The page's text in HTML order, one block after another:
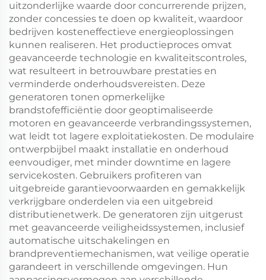
uitzonderlijke waarde door concurrerende prijzen,
zonder concessies te doen op kwaliteit, waardoor
bedrijven kosteneffectieve energieoplossingen
kunnen realiseren. Het productieproces omvat
geavanceerde technologie en kwaliteitscontroles,
wat resulteert in betrouwbare prestaties en
verminderde onderhoudsvereisten. Deze
generatoren tonen opmerkelijke
brandstofefficiëntie door geoptimaliseerde
motoren en geavanceerde verbrandingssystemen,
wat leidt tot lagere exploitatiekosten. De modulaire
ontwerpbijbel maakt installatie en onderhoud
eenvoudiger, met minder downtime en lagere
servicekosten. Gebruikers profiteren van
uitgebreide garantievoorwaarden en gemakkelijk
verkrijgbare onderdelen via een uitgebreid
distributienetwerk. De generatoren zijn uitgerust
met geavanceerde veiligheidssystemen, inclusief
automatische uitschakelingen en
brandpreventiemechanismen, wat veilige operatie
garandeert in verschillende omgevingen. Hun